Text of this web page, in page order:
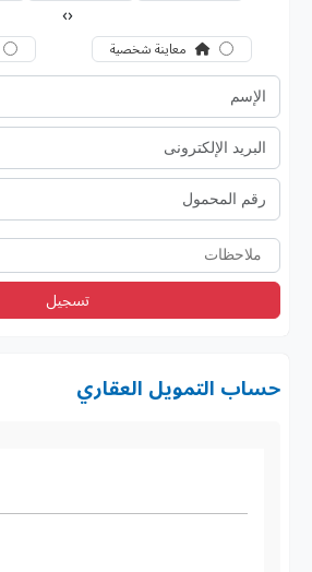
‹
›
معاينة شخصية
تسجيل
حساب التمويل العقاري